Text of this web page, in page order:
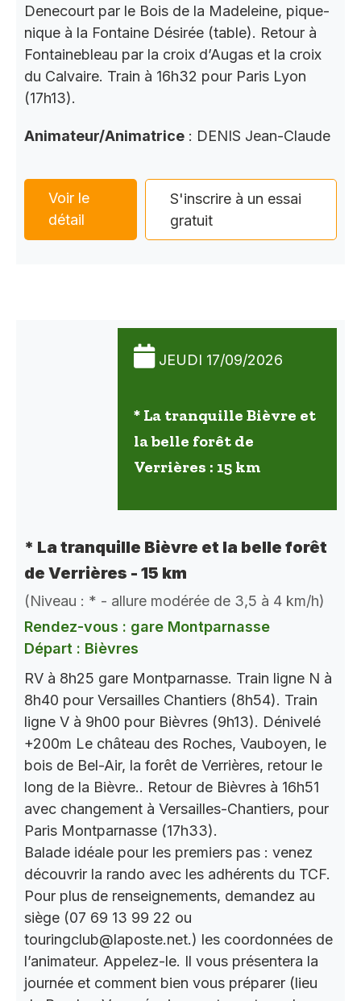
Denecourt par le Bois de la Madeleine, pique-
nique à la Fontaine Désirée (table). Retour à
Fontainebleau par la croix d’Augas et la croix
du Calvaire. Train à 16h32 pour Paris Lyon
(17h13).
Animateur/Animatrice : DENIS Jean-Claude
Voir le
détail
S'inscrire à un essai
gratuit
JEUDI 17/09/2026
* La tranquille Bièvre et
la belle forêt de
Verrières : 15 km
* La tranquille Bièvre et la belle forêt
de Verrières - 15 km
(Niveau : * - allure modérée de 3,5 à 4 km/h)
Rendez-vous : gare Montparnasse
Départ : Bièvres
RV à 8h25 gare Montparnasse. Train ligne N à
8h40 pour Versailles Chantiers (8h54). Train
ligne V à 9h00 pour Bièvres (9h13). Dénivelé
+200m Le château des Roches, Vauboyen, le
bois de Bel-Air, la forêt de Verrières, retour le
long de la Bièvre.. Retour de Bièvres à 16h51
avec changement à Versailles-Chantiers, pour
Paris Montparnasse (17h33).
Balade idéale pour les premiers pas : venez
découvrir la rando avec les adhérents du TCF.
Pour plus de renseignements, demandez au
siège (07 69 13 99 22 ou
touringclub@laposte.net.) les coordonnées de
l’animateur. Appelez-le. Il vous présentera la
journée et comment bien vous préparer (lieu